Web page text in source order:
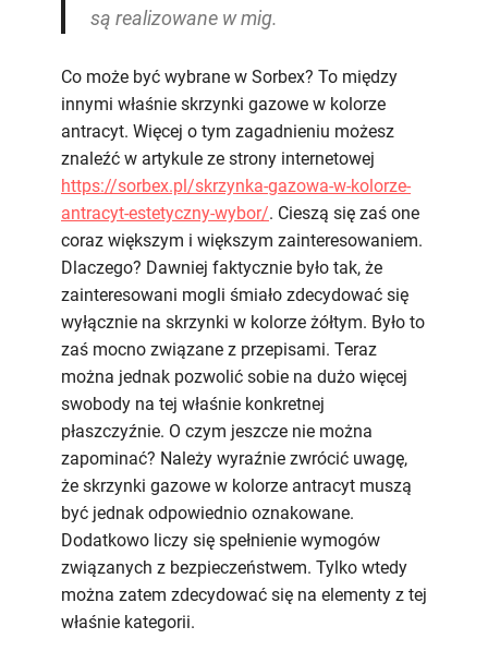
są realizowane w mig.
Co może być wybrane w Sorbex? To między
innymi właśnie skrzynki gazowe w kolorze
antracyt. Więcej o tym zagadnieniu możesz
znaleźć w artykule ze strony internetowej
https://sorbex.pl/skrzynka-gazowa-w-kolorze-
antracyt-estetyczny-wybor/. Cieszą się zaś one
coraz większym i większym zainteresowaniem.
Dlaczego? Dawniej faktycznie było tak, że
zainteresowani mogli śmiało zdecydować się
wyłącznie na skrzynki w kolorze żółtym. Było to
zaś mocno związane z przepisami. Teraz
można jednak pozwolić sobie na dużo więcej
swobody na tej właśnie konkretnej
płaszczyźnie. O czym jeszcze nie można
zapominać? Należy wyraźnie zwrócić uwagę,
że skrzynki gazowe w kolorze antracyt muszą
być jednak odpowiednio oznakowane.
Dodatkowo liczy się spełnienie wymogów
związanych z bezpieczeństwem. Tylko wtedy
można zatem zdecydować się na elementy z tej
właśnie kategorii.